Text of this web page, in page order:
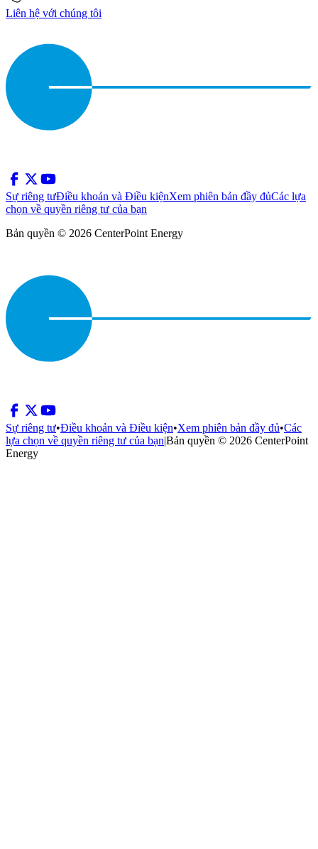
Liên hệ với chúng tôi
Sự riêng tưĐiều khoản và Điều kiệnXem phiên bản đầy đủCác lựa
chọn về quyền riêng tư của bạn
Bản quyền © 2026 CenterPoint Energy
Sự riêng tư•Điều khoản và Điều kiện•Xem phiên bản đầy đủ•Các
lựa chọn về quyền riêng tư của bạn|Bản quyền © 2026 CenterPoint
Energy